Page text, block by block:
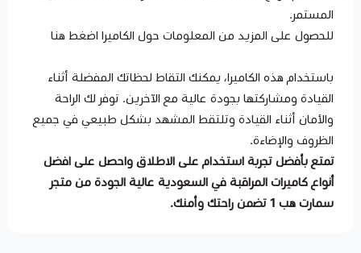
المستمر.
للحصول على المزيد من المعلومات حول الكاميرا اضغط هنا
باستخدام هذه الكاميرا، يمكنك التقاط لحظاتك المفضلة أثناء
القيادة ومشاركتها بجودة عالية مع الآخرين. توفر لك الراحة
والأمان أثناء القيادة وتلتقط المشهد بشكل طبيعي في جميع
الظروف والإضاءة.
تمتع بأفضل تجربة استخدام على الاطلاق واحصل على افضل
أنواع كاميرات المراقبة في السعودية عالية الجودة من متجر
سمارت هب 1
تضمن راحتك وأمنك.